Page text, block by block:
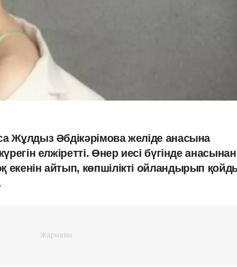
Жұлдыз Әбдікәрімова желіде анасына
елжіретті. Өнер иесі бүгінде анасынан
айтып, көпшілікті ойландырып